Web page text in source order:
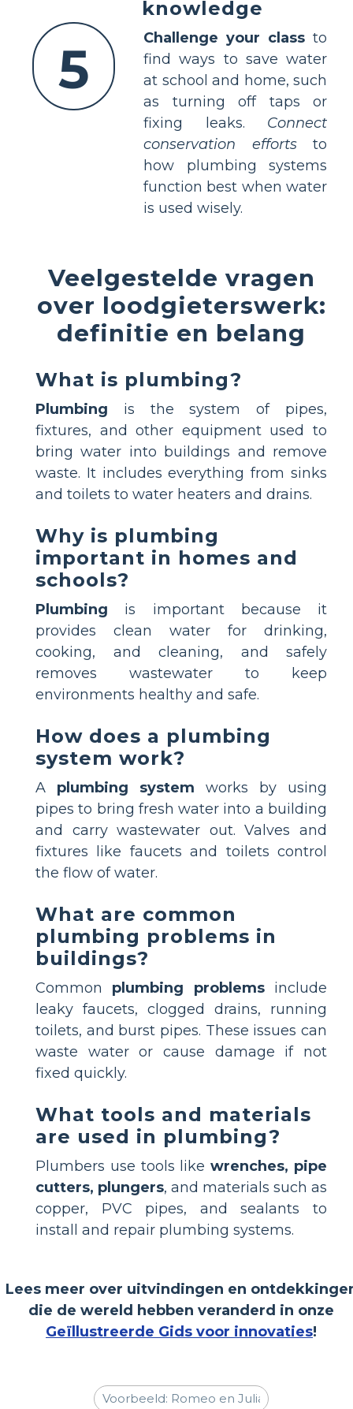
5
knowledge
Challenge your class to
find ways to save water
at school and home, such
as turning off taps or
fixing leaks. Connect
conservation effortsto
how plumbing systems
function best when water
is used wisely.
Veelgestelde vragen
over loodgieterswerk:
definitie en belang
What is plumbing?
Plumbing is the system of pipes,
fixtures, and other equipment used to
bring water into buildings and remove
waste. It includes everything from sinks
and toilets to water heaters and drains.
Why is plumbing
important in homes and
schools?
Plumbing is important because it
provides clean water for drinking,
cooking, and cleaning, and safely
removes wastewater to keep
environments healthy and safe.
How does a plumbing
system work?
A plumbing system works by using
pipes to bring fresh water into a building
and carry wastewater out. Valves and
fixtures like faucets and toilets control
the flow of water.
What are common
plumbing problems in
buildings?
Common plumbing problemsinclude
leaky faucets, clogged drains, running
toilets, and burst pipes. These issues can
waste water or cause damage if not
fixed quickly.
What tools and materials
are used in plumbing?
Plumbers use tools likewrenches, pipe
cutters, plungers, and materials such as
copper, PVC pipes, and sealants to
install and repair plumbing systems.
Lees meer over uitvindingen en
die de wereld hebben veranderd in onze
Geïllustreerde Gids voor innovaties!